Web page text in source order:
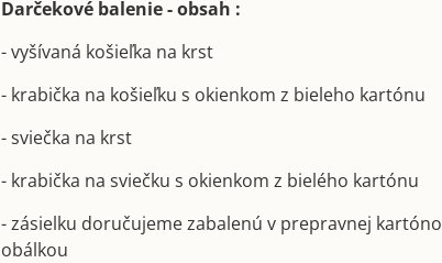
Darčekové balenie - obsah :
- vyšívaná košieľka na krst
- krabička na košieľku s okienkom z bieleho kartónu
- sviečka na krst
- krabička na sviečku s okienkom z bielého kartónu
- zásielku doručujeme zabalenú v prepravnej
obálkou